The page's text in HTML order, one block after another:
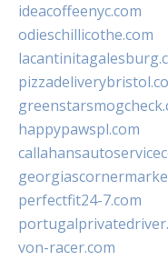
ideacoffeenyc.com
odieschillicothe.com
happypawspl.com
perfectfit24-7.com
von-racer.com